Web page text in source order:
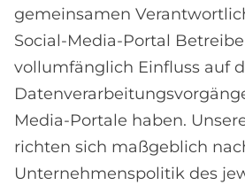
gemeinsamen
Social-Media-Portal
vollumfänglich Einfluss auf
Media-Portale haben.
richten sich maßgeblich
Unternehmenspolitik des